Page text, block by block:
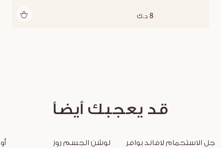
8 د.ك
قد يعجبك أيضاً
لوشن الجسم روز